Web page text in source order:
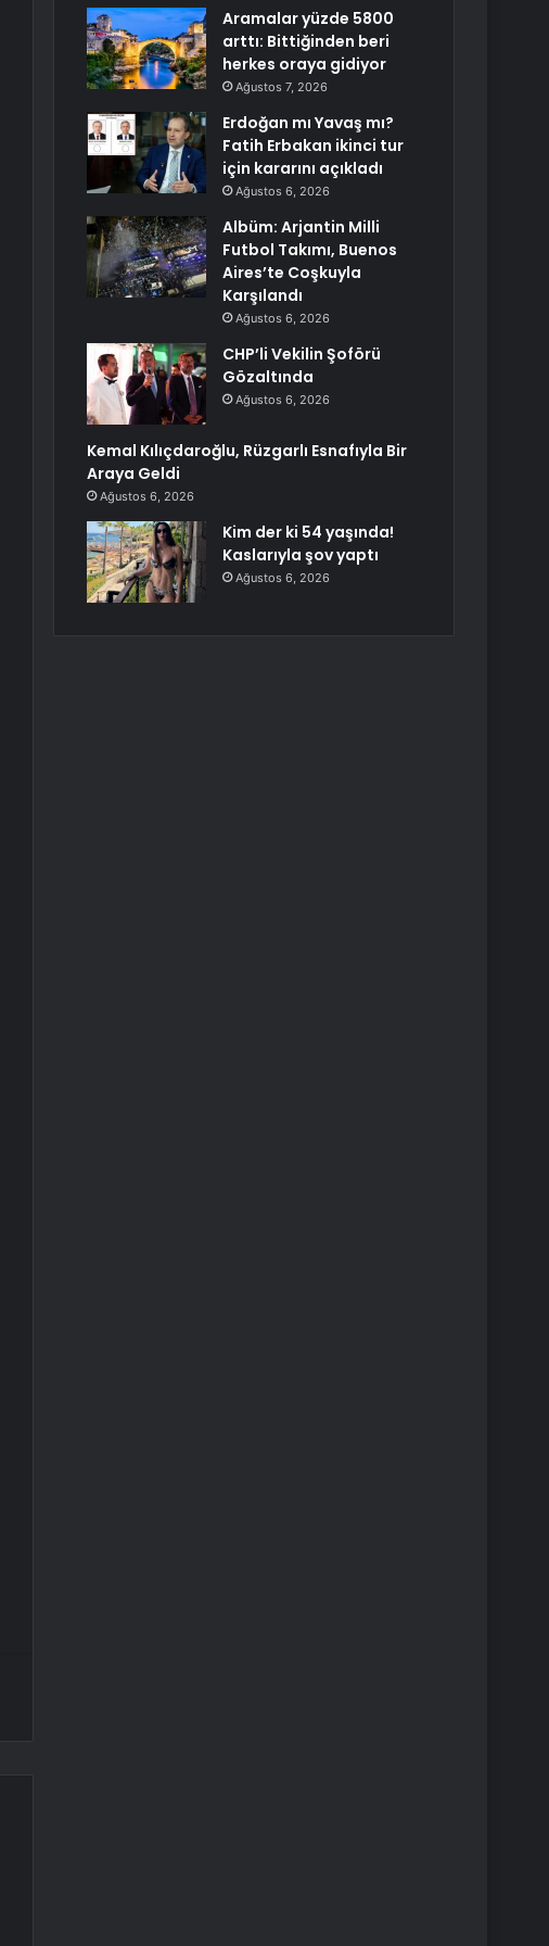
Aramalar yüzde 5800
arttı: Bittiğinden beri
herkes oraya gidiyor
Ağustos 7, 2026
Erdoğan mı Yavaş mı?
Fatih Erbakan ikinci tur
için kararını açıkladı
Ağustos 6, 2026
Albüm: Arjantin Milli
Futbol Takımı, Buenos
Aires’te Coşkuyla
Karşılandı
Ağustos 6, 2026
CHP’li Vekilin Şoförü
Gözaltında
Ağustos 6, 2026
Kemal Kılıçdaroğlu, Rüzgarlı Esnafıyla Bir
Araya Geldi
Ağustos 6, 2026
Kim der ki 54 yaşında!
Kaslarıyla şov yaptı
Ağustos 6, 2026